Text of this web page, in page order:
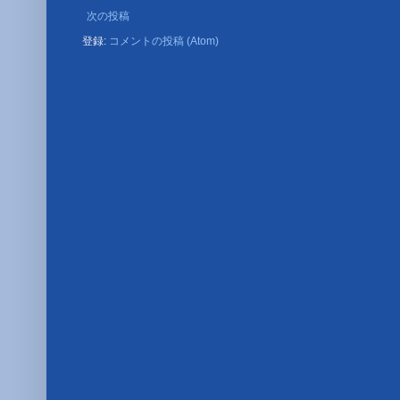
次の投稿
登録: コメントの投稿 (Atom)